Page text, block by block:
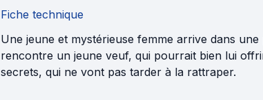
Fiche technique
Une jeune et mystérieuse femme arrive dans
rencontre un jeune veuf, qui pourrait bien lui
secrets, qui ne vont pas tarder à la rattraper.